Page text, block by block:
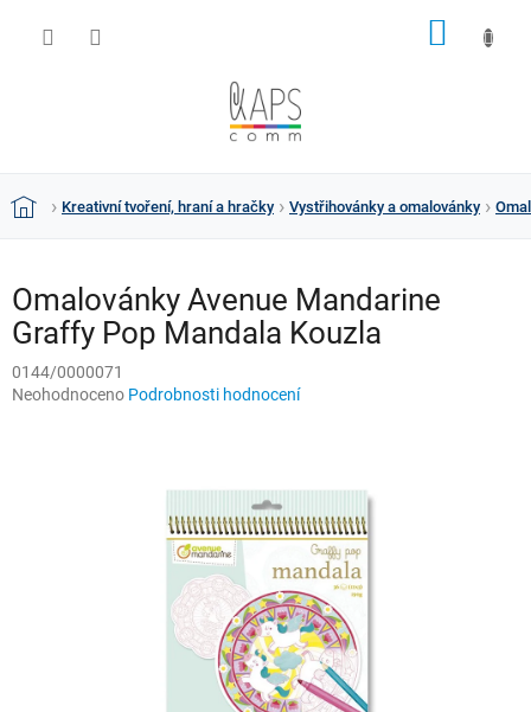
DomůKreativní tvoření, hraní a hračky Vystřihovánky a omalovánky
Omalovánky Avenue Mandarine
Graffy Pop Mandala Kouzla
0144/0000071
Průměrné
Neohodnoceno Podrobnosti hodnocení